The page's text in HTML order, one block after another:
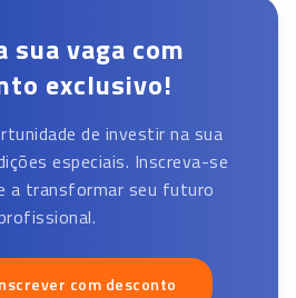
sua vaga com
exclusivo!
de investir na sua
especiais. Inscreva-se
a transformar seu futuro
com desconto